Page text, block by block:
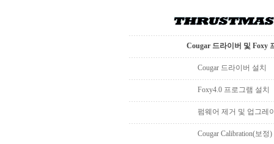
Cougar 드라이버 및 Foxy
Cougar 드라이버 설치
Foxy4.0 프로그램 설치
펌웨어 제거 및 업그레
Cougar Calibration(보정)